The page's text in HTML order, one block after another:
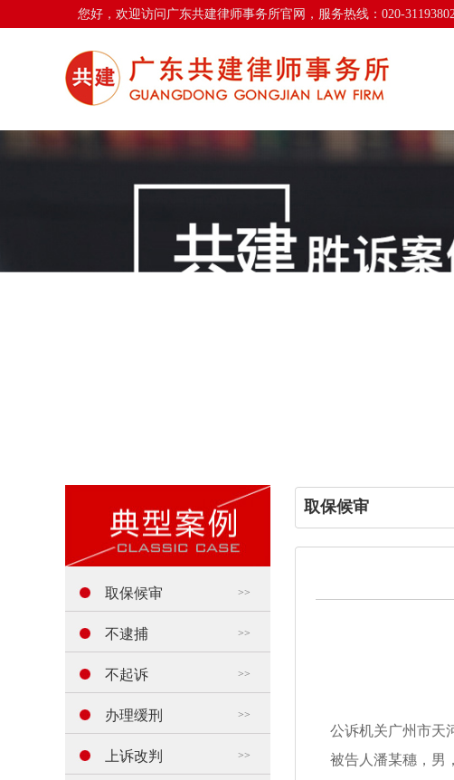
您好，欢迎访问广东共建律师事务所官网，服务热线：020-
取保候审 >>
不逮捕 >>
不起诉 >>
办理缓刑 >>
上诉改判 >>
取保候审
公诉机关广州市天
被告人潘某穗，男